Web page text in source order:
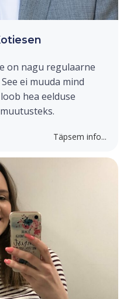
on nagu regulaarne
ei muuda mind
hea eelduse
Täpsem info...